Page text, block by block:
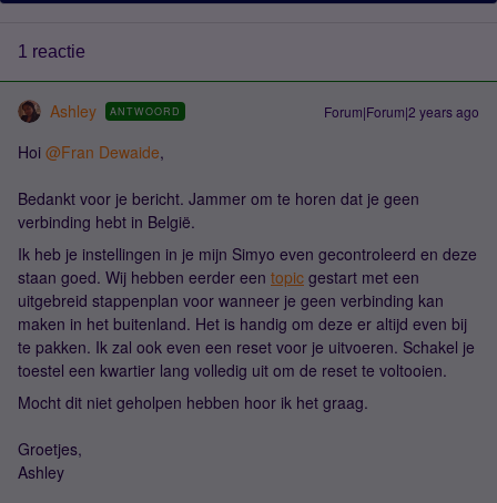
1 reactie
Ashley ANTWOORD Forum|Forum|2 years ago
Hoi @Fran Dewaide,
Bedankt voor je bericht. Jammer om te horen dat je geen
verbinding hebt in België.
Ik heb je instellingen in je mijn Simyo even gecontroleerd en deze
staan goed. Wij hebben eerder een topic gestart met een
uitgebreid stappenplan voor wanneer je geen verbinding kan
maken in het buitenland. Het is handig om deze er altijd even bij
te pakken. Ik zal ook even een reset voor je uitvoeren. Schakel je
toestel een kwartier lang volledig uit om de reset te voltooien.
Mocht dit niet geholpen hebben hoor ik het graag.
Groetjes,
Ashley